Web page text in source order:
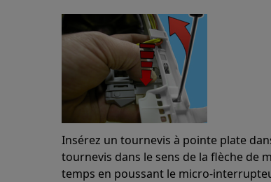
Insérez un tournevis à pointe plate
tournevis dans le sens de la flèche de
temps en poussant le micro-